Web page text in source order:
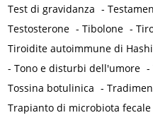
Test di gravidanza -
Testosterone -Tibolone -
Tiroidite autoimmune di
-Tono e disturbi dell'umore -
Tossina botulinica -
Trapianto di microbiota fecale